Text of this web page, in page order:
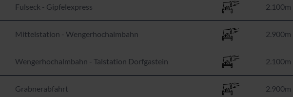
Fulseck - Gipfelexpress 2.100m
Mittelstation - Wengerhochalmbahn 2.900m
Wengerhochalmbahn - Talstation Dorfgastein 2.100m
Grabnerabfahrt 2.900m